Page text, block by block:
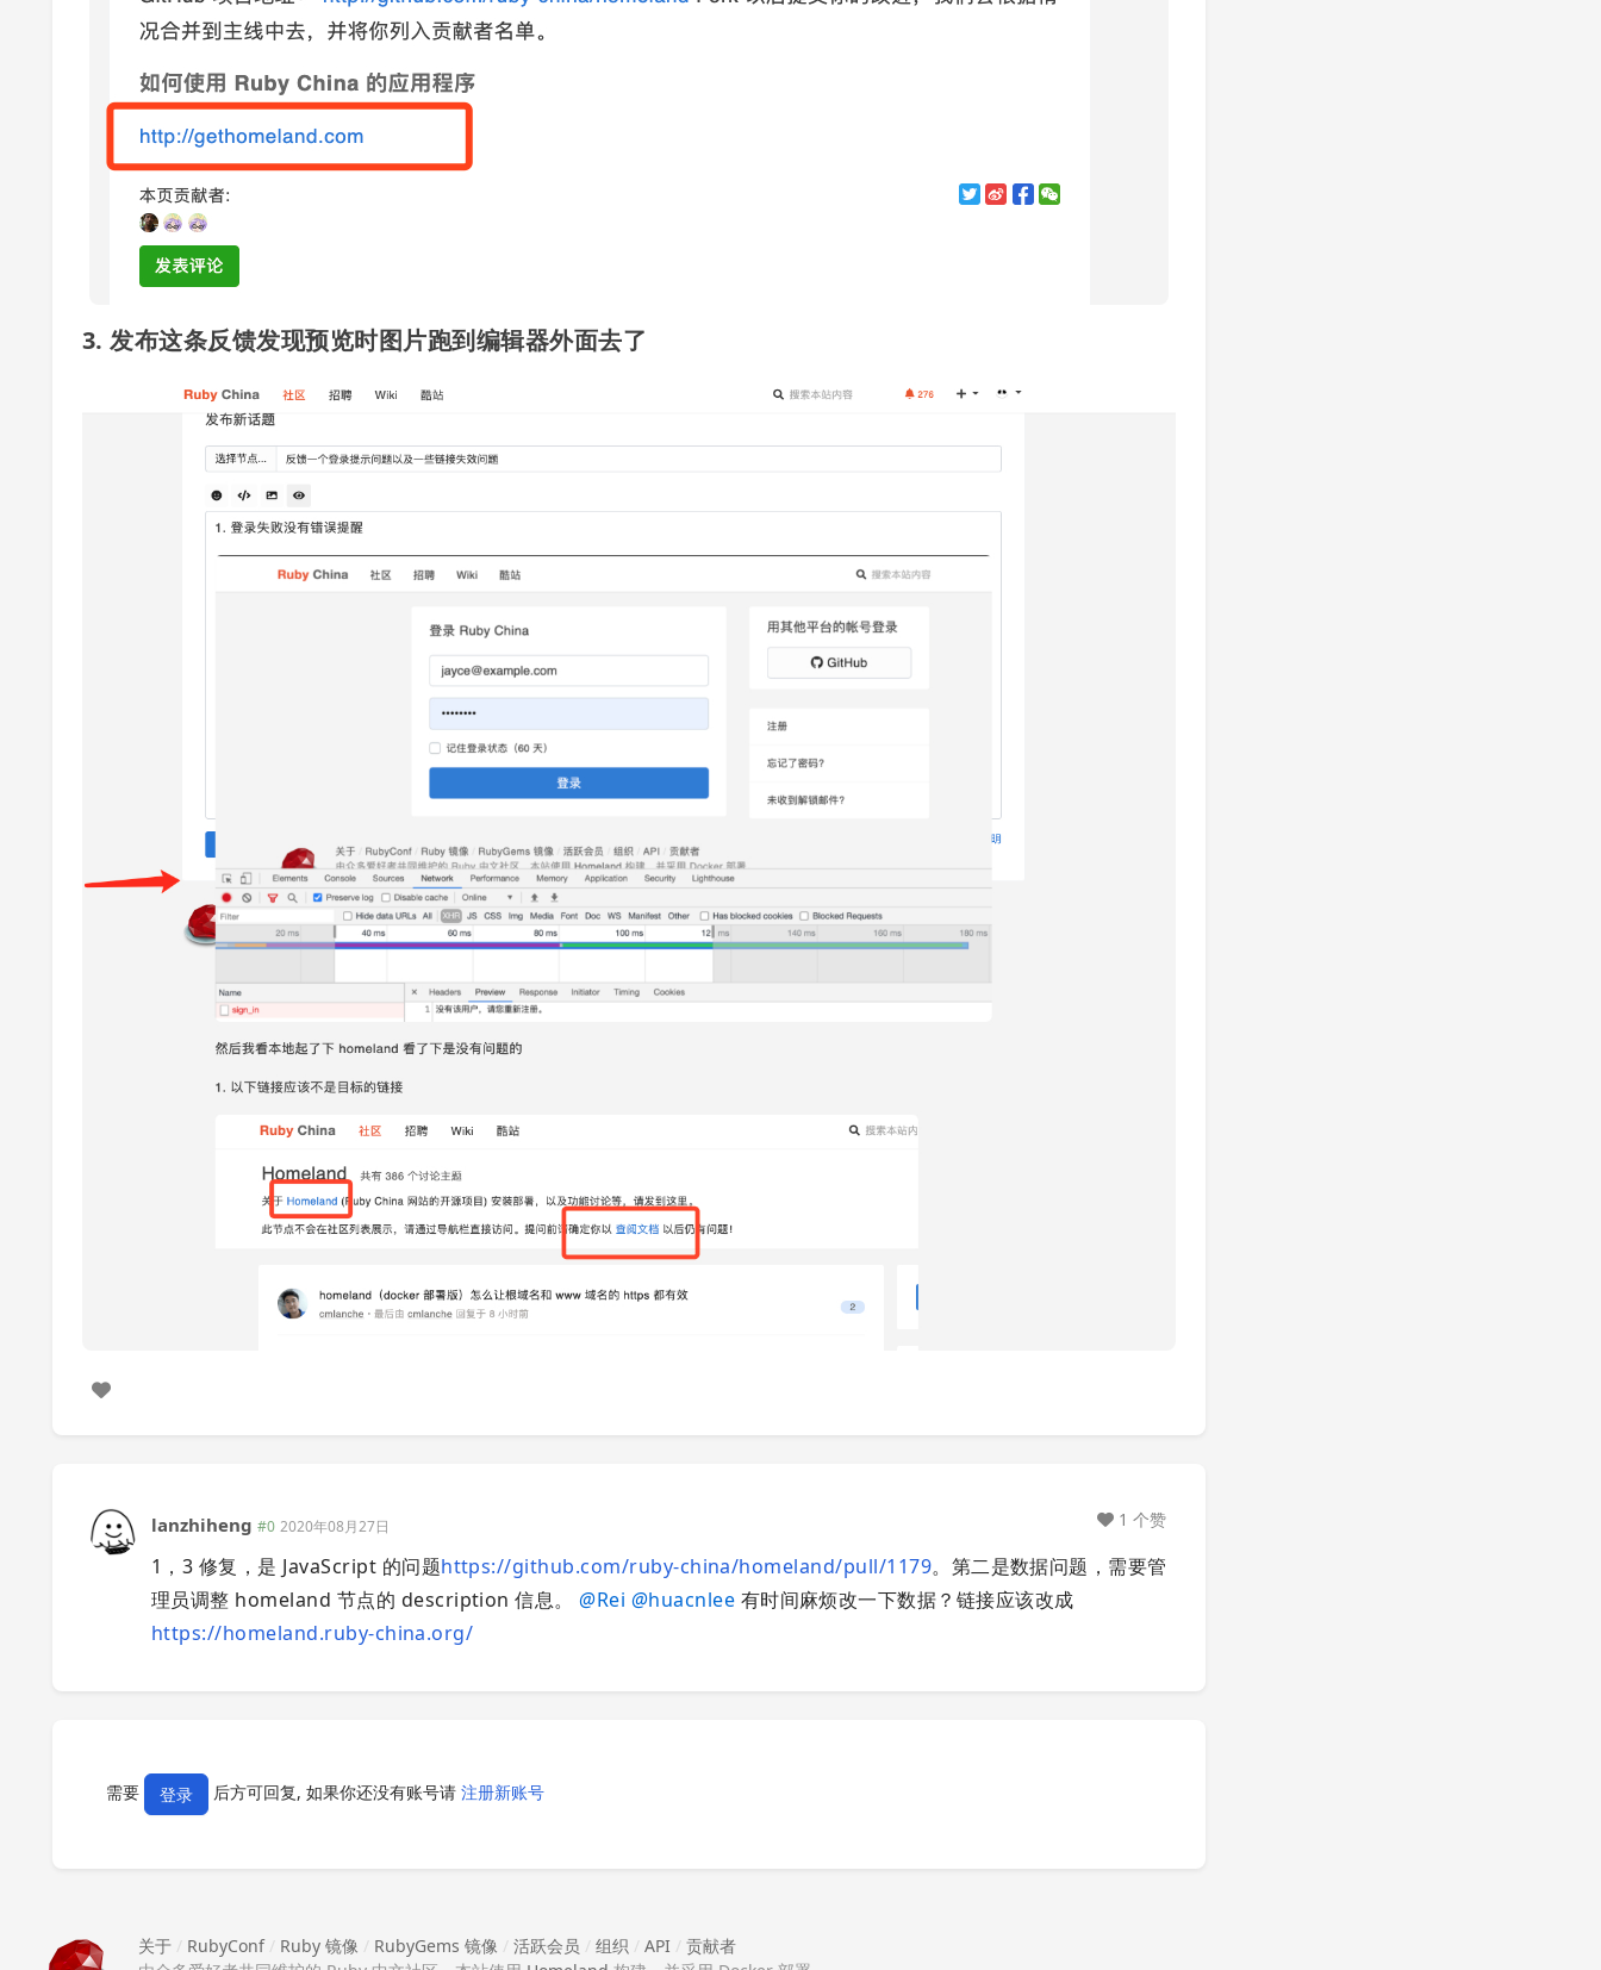
3. 发布这条反馈发现预览时图片跑到编辑器外面去了
lanzhiheng #0 2020年08月27日
1，3 修复，是 JavaScript 的问题https://github.com/ruby-china/homeland/pull/1179。第二是数据问题，需要管
理员调整 homeland 节点的 description 信息。@Rei @huacnlee 有时间麻烦改一下数据？链接应该改成
https://homeland.ruby-china.org/
1 个赞
需要 登录 后方可回复, 如果你还没有账号请 注册新账号
关于 / RubyConf/ Ruby 镜像 / RubyGems 镜像 / 活跃会员 / 组织 / API / 贡献者